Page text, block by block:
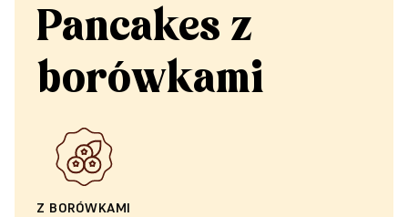
Pancakes z
borówkami
Z BORÓWKAMI